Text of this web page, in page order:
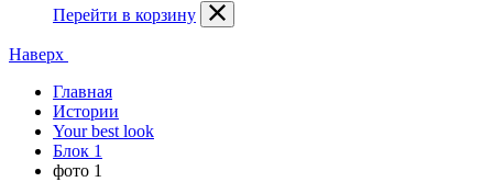
Перейти в корзину
Наверх
Главная
Истории
Your best look
Блок 1
фото 1